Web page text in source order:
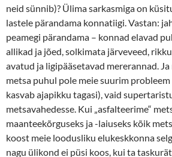
neid sünnib)? Ülima sarkasmiga on
lastele pärandama konnatiigi. Vastan:
peamegi pärandama – konnad elavad
allikad ja jõed, solkimata järveveed,
avatud ja ligipääsetavad mererannad.
metsa puhul pole meie suurim
kasvab ajapikku tagasi), vaid
metsavahedesse. Kui „asfalteerime“
maanteekõrguseks ja -laiuseks kõik
koost meie loodusliku elukeskkonna
nagu ülikond ei püsi koos, kui ta